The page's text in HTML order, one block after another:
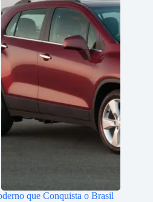
que Conquista o Brasil